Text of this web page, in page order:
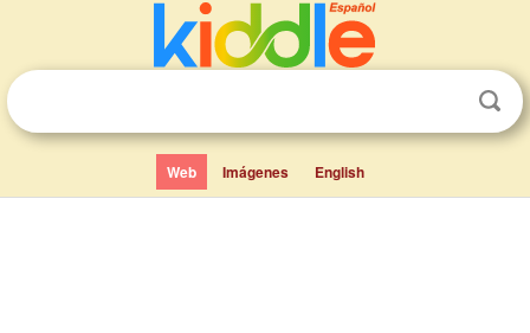
Web Imágenes English